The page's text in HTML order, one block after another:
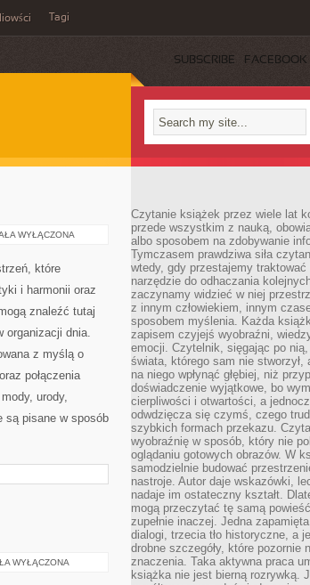
Tagi
SUBSCRIBE FACEBOOK
WYŁĄCZONA
które
i harmonii oraz
znaleźć tutaj
organizacji dnia.
z myślą o
połączenia
urody,
są pisane w sposób
WYŁĄCZONA
Czytanie książek przez wiele lat
przede wszystkim z nauką,
albo sposobem na zdobywanie
Tymczasem prawdziwa siła
wtedy, gdy przestajemy
narzędzie do odhaczania
zaczynamy widzieć w niej
z innym człowiekiem, innym
sposobem myślenia. Każda
zapisem czyjejś wyobraźni,
emocji. Czytelnik, sięgając po
świata, którego sam nie stworzył,
na niego wpłynąć głębiej, niż
doświadczenie wyjątkowe, bo
cierpliwości i otwartości, a
odwdzięcza się czymś, czego
szybkich formach przekazu.
wyobraźnię w sposób, który nie
oglądaniu gotowych obrazów. W
samodzielnie budować
nastroje. Autor daje wskazówki,
nadaje im ostateczny kształt.
mogą przeczytać tę samą
zupełnie inaczej. Jedna
dialogi, trzecia tło historyczne, a
drobne szczegóły, które pozornie
znaczenia. Taka aktywna praca
książka nie jest bierną rozrywką.